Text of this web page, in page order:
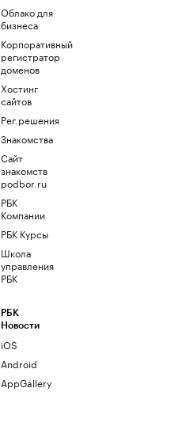
Облако для
бизнеса
Корпоративный
регистратор
доменов
Хостинг
сайтов
Рег.решения
Знакомства
Сайт
знакомств
podbor.ru
РБК
Компании
РБК Курсы
Школа
управления
РБК
РБК
Новости
iOS
Android
AppGallery